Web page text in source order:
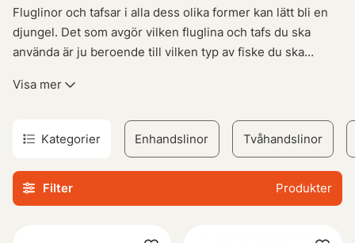
Fluglinor och tafsar i alla dess olika former kan lätt bli en
djungel. Det som avgör vilken fluglina och tafs du ska
använda är ju beroende till vilken typ av fiske du ska
tvåhandslinor, eller klumpar som man kallar dom, till dina
Där emellan så finns det mängder med möjligheter.
Vi ska försöka hjälpa dig så gott vi kan så du hittar rätt
fluglina till dina flugspön och som passar ditt
flugfiske.Backing
Backing, eller backlina som det hette förr
i tiden är nästan precis som det låter. En ‘‘backup-lina‘‘ som
Visa mer
Kategorier Enhandslinor Tvåhandslinor
Filter Produkter